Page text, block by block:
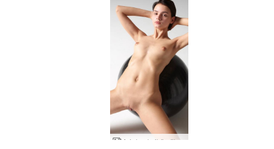
Ariel seksikäs fitness